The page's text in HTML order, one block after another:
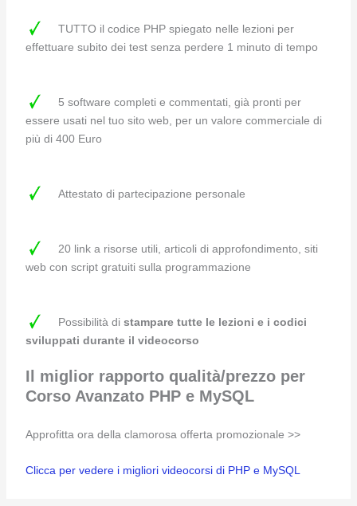
TUTTO il codice PHP spiegato nelle lezioni per
effettuare subito dei test senza perdere 1 minuto di tempo
5 software completi e commentati, già pronti per
essere usati nel tuo sito web, per un valore commerciale di
più di 400 Euro
Attestato di partecipazione personale
20 link a risorse utili, articoli di approfondimento, siti
web con script gratuiti sulla programmazione
Possibilità di stampare tutte le lezioni e i codici
sviluppati durante il videocorso
Il miglior rapporto qualità/prezzo per
Corso Avanzato PHP e MySQL
Approfitta ora della clamorosa offerta promozionale >>
Clicca per vedere i migliori videocorsi di PHP e MySQL